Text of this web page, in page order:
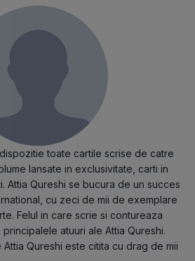
toate cartile scrise de catre
lansate in exclusivitate, carti in
Attia Qureshi se bucura de un succes
cu zeci de mii de exemplare
Felul in care scrie si contureaza
atuuri ale Attia Qureshi.
Qureshi este citita cu drag de mii